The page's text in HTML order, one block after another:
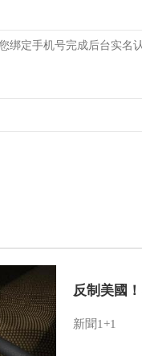
反制美國
新聞1+1